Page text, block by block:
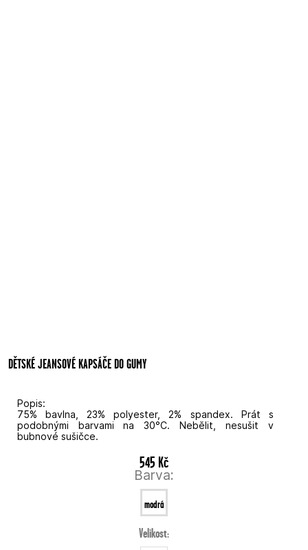
DĚTSKÉ JEANSOVÉ KAPSÁČE DO GUMY
Popis:
75% bavlna, 23% polyester, 2% spandex. Prát s
podobnými barvami na 30°C. Nebělit, nesušit v
bubnové sušičce.
545 Kč
Barva:
modrá
Velikost: